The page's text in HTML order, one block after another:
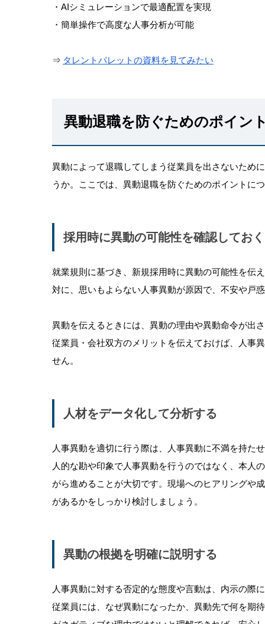
・AIシミュレーションで最適配置を実現
・簡単操作で高度な人事分析が可能
⇒ タレントパレットの資料を見てみたい
異動退職を防ぐためのポイン
異動によって退職してしまう従業員を出さないため
うか。ここでは、異動退職を防ぐためのポイントに
採用時に異動の可能性を確認しておく
就業規則に基づき、新規採用時に異動の可能性を伝
対に、思いもよらない人事異動が原因で、不安や戸
異動を伝えるときには、異動の理由や異動命令が出
従業員・会社双方のメリットを伝えておけば、人事
せん。
人材をデータ化して分析する
人事異動を適切に行う際は、人事異動に不満を持た
人的な勘や印象で人事異動を行うのではなく、本人
がら進めることが大切です。現場へのヒアリングや
があるかをしっかり検討しましょう。
異動の根拠を明確に説明する
人事異動に対する否定的な態度や言動は、内示の際
従業員には、なぜ異動になったか、異動先で何を期